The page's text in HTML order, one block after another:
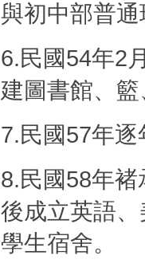
與初中部普
6.民國54年2
建圖書館、
7.民國57年逐
8.民國58年褚
後成立英語
學生宿舍。